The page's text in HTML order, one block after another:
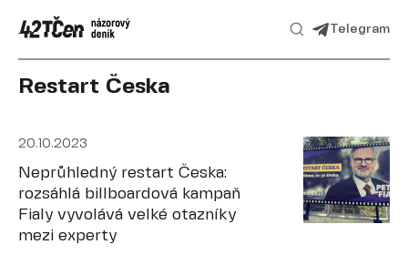
Telegram
Restart Česka
20.10.2023
Neprůhledný restart Česka:
rozsáhlá billboardová kampaň
Fialy vyvolává velké otazníky
mezi experty